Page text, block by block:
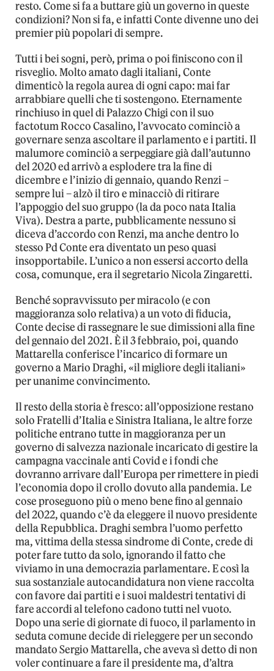
resto. Come si fa a buttare giù un governo in queste
condizioni? Non si fa, e infatti Conte divenne uno dei
premier più popolari di sempre.
Tutti i bei sogni, però, prima o poi finiscono con il
risveglio. Molto amato dagli italiani, Conte
dimenticò la regola aurea di ogni capo: mai far
arrabbiare quelli che ti sostengono. Eternamente
rinchiuso in quel di Palazzo Chigi con il suo
factotum Rocco Casalino, l’avvocato cominciò a
governare senza ascoltare il parlamento e i partiti. Il
malumore cominciò a serpeggiare già dall’autunno
del 2020 ed arrivò a esplodere tra la fine di
dicembre e l’inizio di gennaio, quando Renzi –
sempre lui – alzò il tiro e minacciò di ritirare
l’appoggio del suo gruppo (la da poco nata Italia
Viva). Destra a parte, pubblicamente nessuno si
diceva d’accordo con Renzi, ma anche dentro lo
stesso Pd Conte era diventato un peso quasi
insopportabile. L’unico a non essersi accorto della
cosa, comunque, era il segretario Nicola Zingaretti.
Benché sopravvissuto per miracolo (e con
maggioranza solo relativa) a un voto di fiducia,
Conte decise di rassegnare le sue dimissioni alla fine
del gennaio del 2021. È il 3 febbraio, poi, quando
Mattarella conferisce l’incarico di formare un
governo a Mario Draghi, «il migliore degli italiani»
per unanime convincimento.
Il resto della storia è fresco: all’opposizione restano
solo Fratelli d’Italia e Sinistra Italiana, le altre forze
politiche entrano tutte in maggioranza per un
governo di salvezza nazionale incaricato di gestire la
campagna vaccinale anti Covid e i fondi che
dovranno arrivare dall’Europa per rimettere in piedi
l’economia dopo il crollo dovuto alla pandemia. Le
cose proseguono più o meno bene fino al gennaio
del 2022, quando c’è da eleggere il nuovo presidente
della Repubblica. Draghi sembra l’uomo perfetto
ma, vittima della stessa sindrome di Conte, crede di
poter fare tutto da solo, ignorando il fatto che
viviamo in una democrazia parlamentare. E così la
sua sostanziale autocandidatura non viene raccolta
con favore dai partiti e i suoi maldestri tentativi di
fare accordi al telefono cadono tutti nel vuoto.
Dopo una serie di giornate di fuoco, il parlamento in
seduta comune decide di rieleggere per un secondo
mandato Sergio Mattarella, che aveva sì detto di non
voler continuare a fare il presidente ma, d’altra